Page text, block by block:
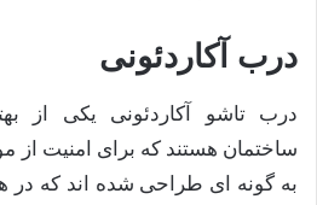
درب آکاردئونی
درب تاشو آکاردئونی یکی از
ساختمان هستند که برای امنیت از
به گونه ای طراحی شده اند که در